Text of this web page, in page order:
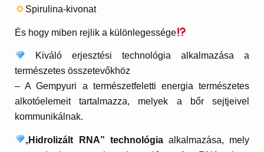
Spirulina-kivonat
És hogy miben rejlik a különlegessége
Kiváló erjesztési technológia alkalmazása a
természetes összetevőkhöz
– A Gempyuri a természetfeletti energia természetes
alkotóelemeit tartalmazza, melyek a bőr sejtjeivel
kommunikálnak.
„Hidrolizált RNA” technológiaalkalmazása, mely